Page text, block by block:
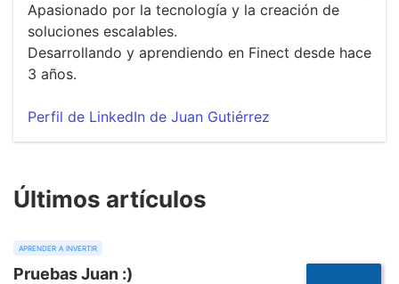
Apasionado por la tecnología y la creación de
soluciones escalables.
Desarrollando y aprendiendo en Finect desde hace
3 años.
Perfil de LinkedIn de Juan Gutiérrez
Últimos artículos
aprender a invertir
Pruebas Juan :)